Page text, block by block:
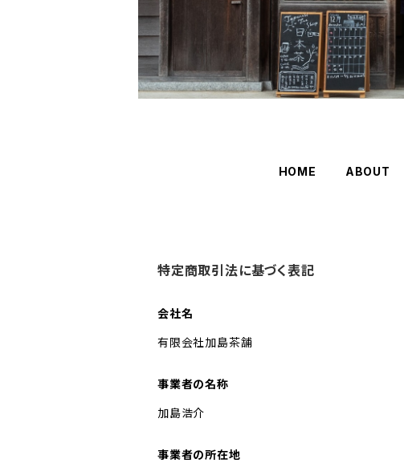
HOME ABOUT
特定商取引法に基づく表記
会社名
有限会社加島茶舗
事業者の名称
加島浩介
事業者の所在地